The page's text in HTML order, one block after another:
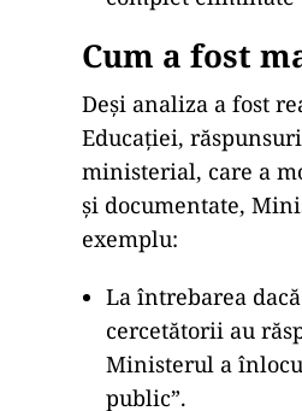
europeană, cu
Timpul total de
internaționale, iar
Exemple din
reglementată clar
Riscuri
adâncirea
Cinci